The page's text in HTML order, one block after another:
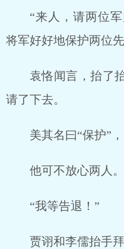
“来人，请两位
将军好好地保护两位
袁恪闻言，抬了
请了下去。
美其名曰“保护”
他可不放心两人。
“我等告退！”
贾诩和李儒抬手拜